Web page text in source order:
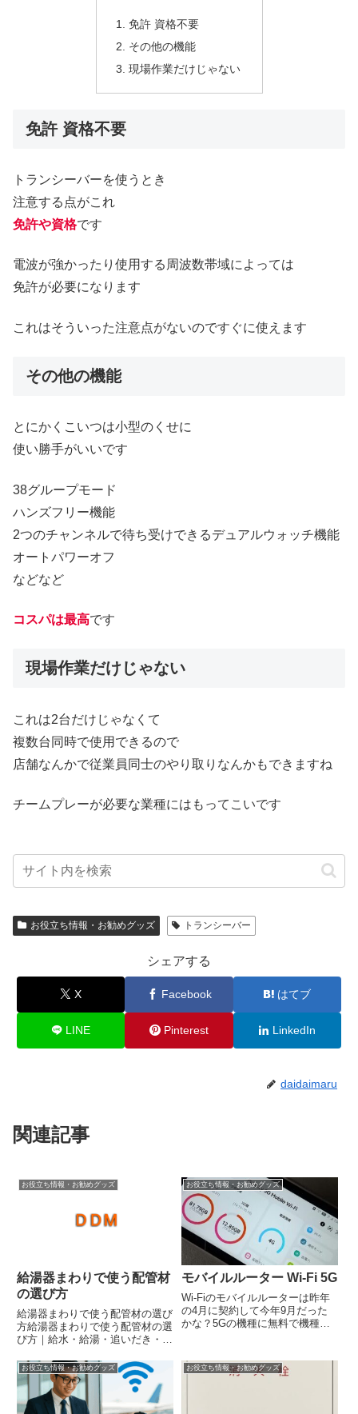
免許 資格不要
その他の機能
現場作業だけじゃない
免許 資格不要
トランシーバーを使うとき
注意する点がこれ
免許や資格です
電波が強かったり使用する周波数帯域によっては
免許が必要になります
これはそういった注意点がないのですぐに使えます
その他の機能
とにかくこいつは小型のくせに
使い勝手がいいです
38グループモード
ハンズフリー機能
2つのチャンネルで待ち受けできるデュアルウォッチ機能
オートパワーオフ
などなど
コスパは最高です
現場作業だけじゃない
これは2台だけじゃなくて
複数台同時で使用できるので
店舗なんかで従業員同士のやり取りなんかもできますね
チームプレーが必要な業種にはもってこいです
お役立ち情報・お勧めグッズ トランシーバー
シェアする
X Facebook はてブ
LINE Pinterest LinkedIn
daidaimaru
関連記事
お役立ち情報・お勧めグッズ
給湯器まわりで使う配管材
の選び方
給湯器まわりで使う配管材の選び
方給湯器まわりで使う配管材の選
び方｜給水・給湯・追いだき・ガ
給湯器の交換や新設を考えたと
き、意外と迷いやすいのが給湯器
まわりで使う配管材の選び方で
す。見た目はどれも似たように見
お役立ち情報・お勧めグッズ
モバイルルーター Wi-Fi 5G
Wi-Fiのモバイルルーターは昨年
の4月に契約して今年9月だった
かな？5Gの機種に無料で機種変
の持ちもよくなり一日12時間く
らい電源を入れていても2日間く
お役立ち情報・お勧めグッズ お役立ち情報・お勧めグッズ